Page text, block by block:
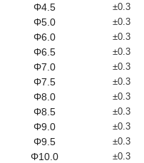
Φ4.5 ±0.3
Φ5.0 ±0.3
Φ6.0 ±0.3
Φ6.5 ±0.3
Φ7.0 ±0.3
Φ7.5 ±0.3
Φ8.0 ±0.3
Φ8.5 ±0.3
Φ9.0 ±0.3
Φ9.5 ±0.3
Φ10.0 ±0.3